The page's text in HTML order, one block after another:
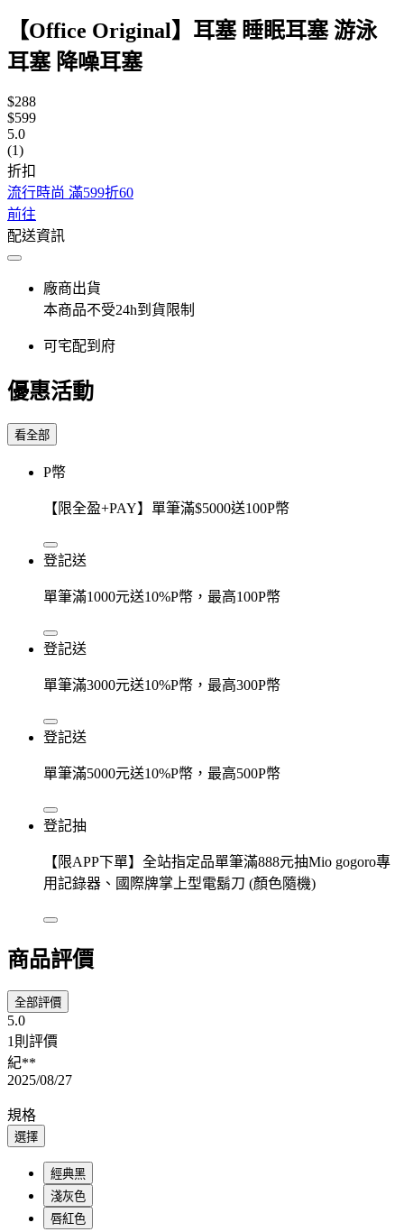
【Office Original】耳塞 睡眠耳塞 游泳
耳塞 降噪耳塞
$288
$599
5.0
(1)
折扣
流行時尚 滿599折60
前往
配送資訊
廠商出貨
本商品不受24h到貨限制
可宅配到府
優惠活動
看全部
P幣
【限全盈+PAY】單筆滿$5000送100P幣
登記送
單筆滿1000元送10%P幣，最高100P幣
登記送
單筆滿3000元送10%P幣，最高300P幣
登記送
單筆滿5000元送10%P幣，最高500P幣
登記抽
【限APP下單】全站指定品單筆滿888元抽Mio gogoro專
用記錄器、國際牌掌上型電鬍刀 (顏色隨機)
商品評價
全部評價
5.0
1則評價
紀**
2025/08/27
規格
選擇
經典黑
淺灰色
唇紅色